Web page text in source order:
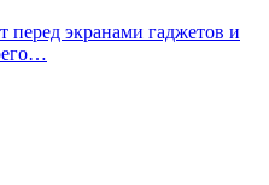
экранами гаджетов и